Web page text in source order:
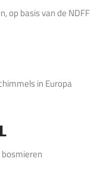
op basis van de NDFF
in Europa